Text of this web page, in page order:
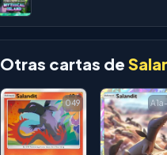
Otras cartas de
049